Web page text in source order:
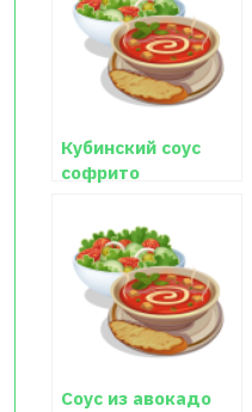
Кубинский соус
софрито
Соус из авокадо